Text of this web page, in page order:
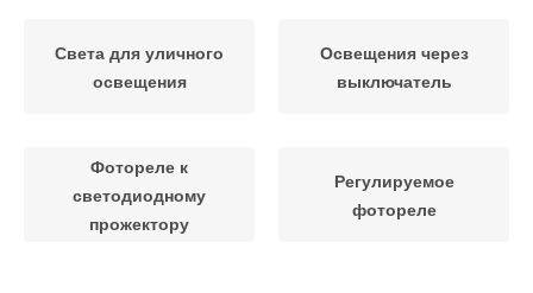
Света для уличного
освещения
Освещения через
выключатель
Фотореле к
светодиодному
прожектору
Регулируемое
фотореле